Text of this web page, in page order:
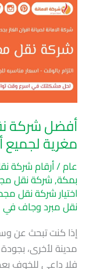
أفضل شركة
مغرية لجميع
عام/أرقام شركة
بمكة,شركة نقل
اختيار شركة نقل
نقل مبرد وجاف
إذا كنت تبحث عن
مدينة لأخرى،
فلا داعي للخوف
شركة
نقل
مجمد
بمكة
وأسعار
مغرية
لجميع
أنواع
النقل